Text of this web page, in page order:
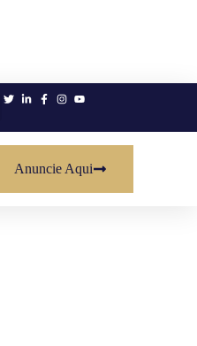
Anuncie Aqui